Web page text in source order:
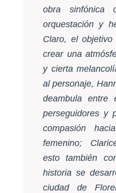
obra sinfónica
orquestación y
Claro, el
crear una
y cierta
al personaje,
deambula
perseguidores y
compasión
femenino;
esto también
historia se
ciudad de